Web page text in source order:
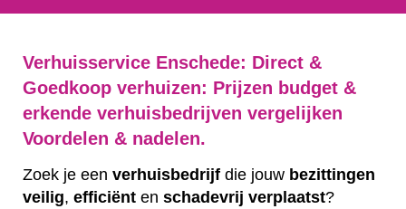
Verhuisservice Enschede: Direct &
Goedkoop verhuizen: Prijzen budget &
erkende verhuisbedrijven vergelijken
Voordelen & nadelen.
Zoek je een verhuisbedrijf die jouw bezittingen
veilig, efficiënt en schadevrij verplaatst?